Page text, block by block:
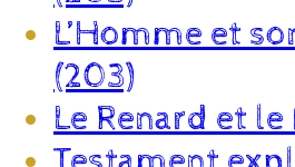
L’Homme et
(203)
Le Renard et